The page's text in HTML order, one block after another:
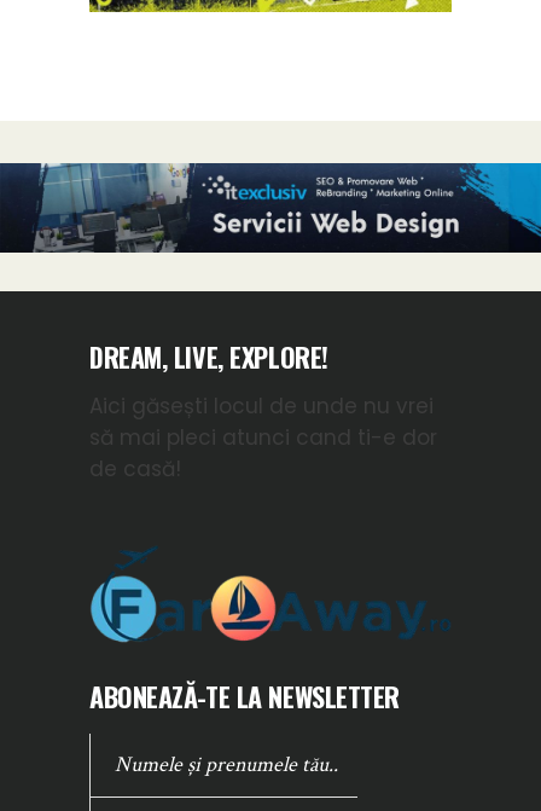
DREAM, LIVE, EXPLORE!
Aici găsești locul de unde nu vrei
să mai pleci atunci cand ti-e dor
de casă!
ABONEAZĂ-TE LA NEWSLETTER